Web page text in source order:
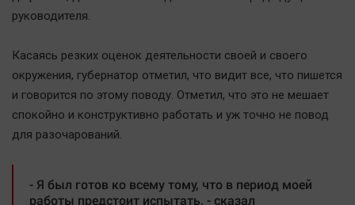
руководителя.
Касаясь резких оценок деятельности своей и своего
окружения, губернатор отметил, что видит все, что пишется
и говорится по этому поводу. Отметил, что это не мешает
спокойно и конструктивно работать и уж точно не повод
для разочарований.
- Я был готов ко всему тому, что в период моей
работы предстоит испытать, - сказал